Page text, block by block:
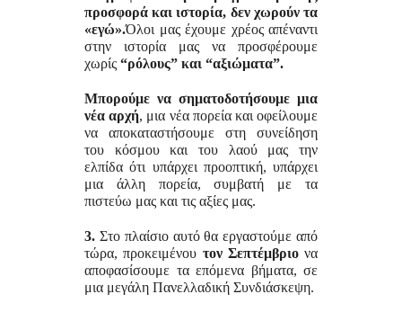
προσφορά και ιστορία, δεν χωρούν τα
«εγώ».Όλοι μας έχουμε χρέος απέναντι
στην ιστορία μας να προσφέρουμε
χωρίς “ρόλους” και “αξιώματα”.
Μπορούμε να σηματοδοτήσουμε μια
νέα αρχή, μια νέα πορεία και οφείλουμε
να αποκαταστήσουμε στη συνείδηση
του κόσμου και του λαού μας την
ελπίδα ότι υπάρχει προοπτική, υπάρχει
μια άλλη πορεία, συμβατή με τα
πιστεύω μας και τις αξίες μας.
3. Στο πλαίσιο αυτό θα εργαστούμε από
τώρα, προκειμένου τον Σεπτέμβριονα
αποφασίσουμε τα επόμενα βήματα, σε
μια μεγάλη Πανελλαδική Συνδιάσκεψη.